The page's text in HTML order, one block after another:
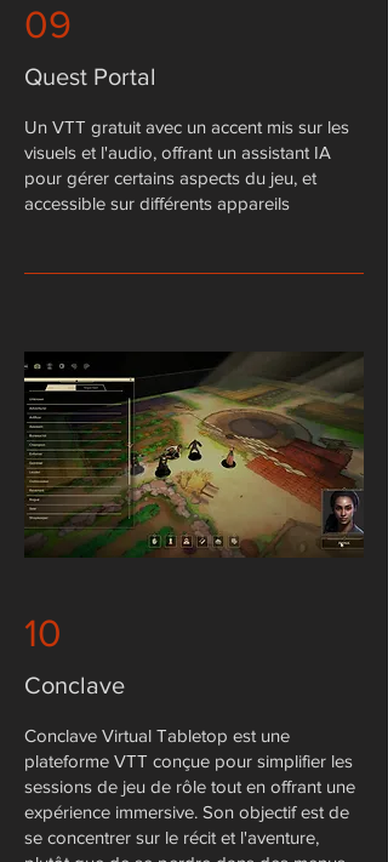
09
Quest Portal
​Un VTT gratuit avec un accent mis sur les
visuels et l'audio, offrant un assistant IA
pour gérer certains aspects du jeu, et
accessible sur différents appareils
10
Conclave
Conclave Virtual Tabletop est une
plateforme VTT conçue pour simplifier les
sessions de jeu de rôle tout en offrant une
expérience immersive. Son objectif est de
se concentrer sur le récit et l'aventure,